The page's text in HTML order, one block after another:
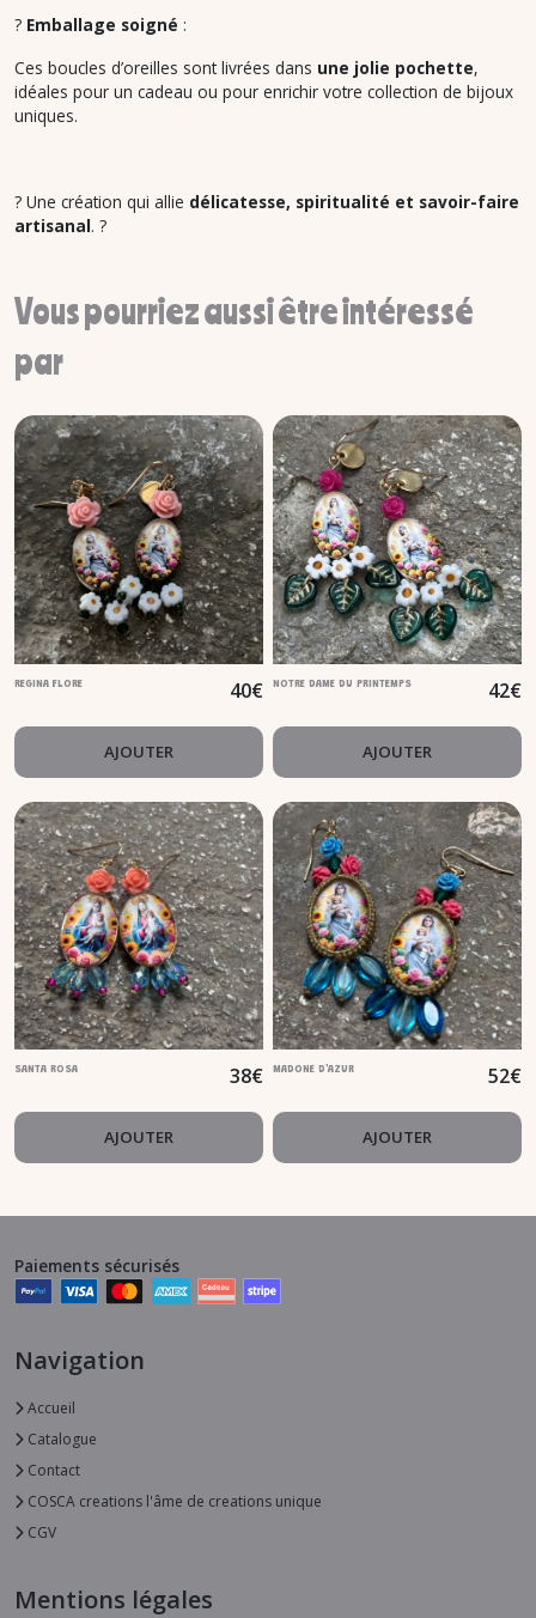
? Emballage soigné :
Ces boucles d’oreilles sont livrées dans une jolie pochette,
idéales pour un cadeau ou pour enrichir votre collection de bijoux
uniques.
? Une création qui allie délicatesse, spiritualité et savoir-faire
artisanal. ?
Vous pourriez aussi être intéressé
par
REGINA FLORE 40€
AJOUTER
NOTRE DAME DU PRINTEMPS 42€
AJOUTER
SANTA ROSA 38€
AJOUTER
MADONE D'AZUR 52€
AJOUTER
Paiements sécurisés
Navigation
Accueil
Catalogue
Contact
COSCA creations l'âme de creations unique
CGV
Mentions légales